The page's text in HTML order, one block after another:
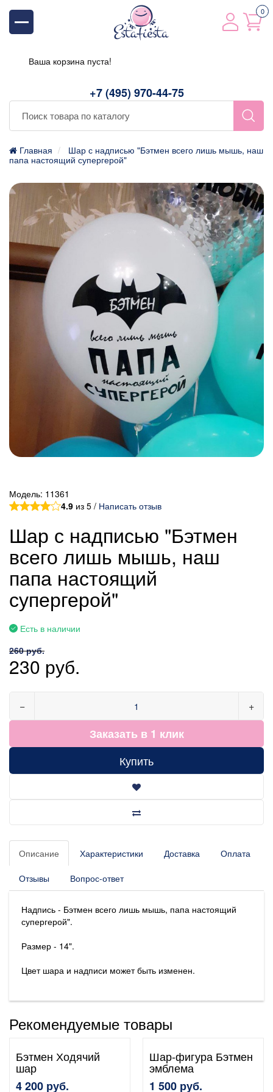
+7 (495) 970-44-75
0
Ваша корзина пуста!
Главная
Шар с надписью "Бэтмен всего лишь мышь, наш
папа настоящий супергерой"
Модель: 11361
4.9 из 5 / Написать отзыв
Шар с надписью "Бэтмен
всего лишь мышь, наш
папа настоящий
супергерой"
Есть в наличии
260 руб.
230 руб.
− +
Заказать в 1 клик
Купить
Описание Характеристики Доставка Оплата
Отзывы Вопрос-ответ
Надпись - Бэтмен всего лишь мышь, папа настоящий
супергерой".
Размер - 14".
Цвет шара и надписи может быть изменен.
Рекомендуемые товары
Бэтмен Ходячий
шар
4 200 руб.
Шар-фигура Бэтмен
эмблема
1 500 руб.